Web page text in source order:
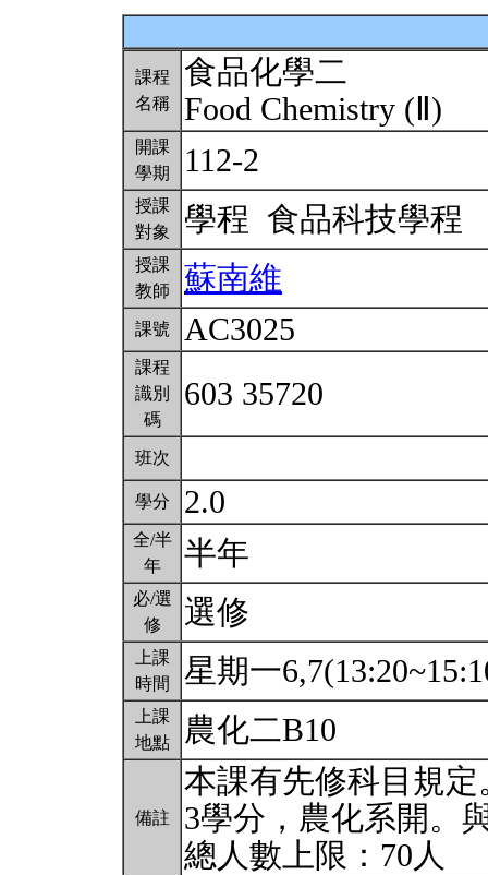
課程
名稱
食品化學二
Food Chemistry (Ⅱ)
開課
學期
112-2
授課
對象
學程 食品科技學程
授課
教師
蘇南維
課號 AC3025
課程
識別
碼
603 35720
班次
學分 2.0
全/半
年
半年
必/選
修
選修
上課
時間
星期一
上課
地點
農化二B10
備註
本課有先修科目規
3學分，農化系開。
總人數上限：70人